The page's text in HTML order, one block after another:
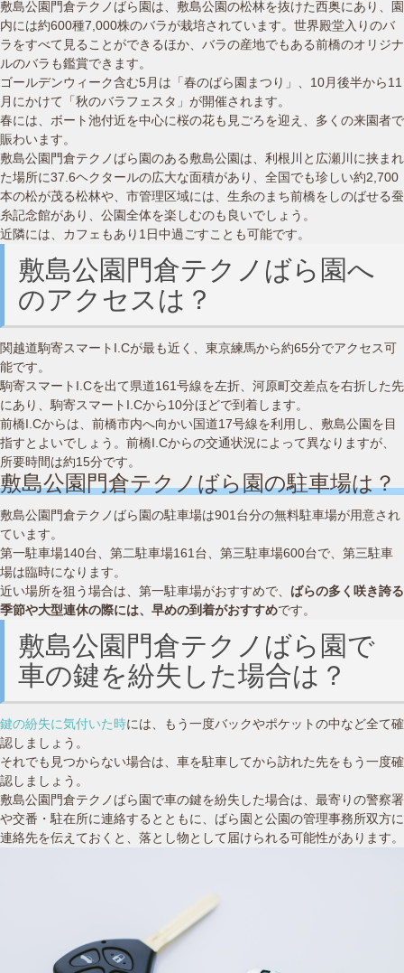
敷島公園門倉テクノばら園は、敷島公園の松林を抜けた西奥にあり、園
内には約600種7,000株のバラが栽培されています。世界殿堂入りのバ
ラをすべて見ることができるほか、バラの産地でもある前橋のオリジナ
ルのバラも鑑賞できます。
ゴールデンウィーク含む5月は「春のばら園まつり」、10月後半から11
月にかけて「秋のバラフェスタ」が開催されます。
春には、ボート池付近を中心に桜の花も見ごろを迎え、多くの来園者で
賑わいます。
敷島公園門倉テクノばら園のある敷島公園は、利根川と広瀬川に挟まれ
た場所に37.6ヘクタールの広大な面積があり、全国でも珍しい約2,700
本の松が茂る松林や、市管理区域には、生糸のまち前橋をしのばせる蚕
糸記念館があり、公園全体を楽しむのも良いでしょう。
近隣には、カフェもあり1日中過ごすことも可能です。
敷島公園門倉テクノばら園へ
のアクセスは？
関越道駒寄スマートI.Cが最も近く、東京練馬から約65分でアクセス可
能です。
駒寄スマートI.Cを出て県道161号線を左折、河原町交差点を右折した先
にあり、駒寄スマートI.Cから10分ほどで到着します。
前橋I.Cからは、前橋市内へ向かい国道17号線を利用し、敷島公園を目
指すとよいでしょう。前橋I.Cからの交通状況によって異なりますが、
所要時間は約15分です。
敷島公園門倉テクノばら園の駐車場は？
敷島公園門倉テクノばら園の駐車場は901台分の無料駐車場が用意され
ています。
第一駐車場140台、第二駐車場161台、第三駐車場600台で、第三駐車
場は臨時になります。
近い場所を狙う場合は、第一駐車場がおすすめで、 ばらの多く咲き誇る
季節や大型連休の際には、早めの到着がおすすめです。
敷島公園門倉テクノばら園で
車の鍵を紛失した場合は？
鍵の紛失に気付いた時には、もう一度バックやポケットの中など全て確
認しましょう。
それでも見つからない場合は、車を駐車してから訪れた先をもう一度確
認しましょう。
敷島公園門倉テクノばら園で車の鍵を紛失した場合は、最寄りの警察署
や交番・駐在所に連絡するとともに、ばら園と公園の管理事務所双方に
連絡先を伝えておくと、落とし物として届けられる可能性があります。